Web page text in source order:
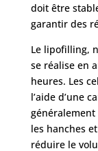
doit être
garantir des
Le lipofilling,
se réalise en
heures. Les
l’aide d’une
généralement
les hanches
réduire le